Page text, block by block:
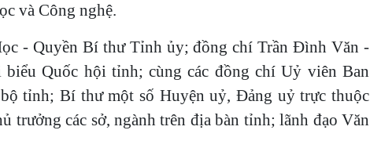
và Công nghệ.
- Quyền Bí thư Tỉnh ủy; đồng chí Trần Đình Văn -
Quốc hội tỉnh; cùng các đồng chí Uỷ viên Ban
tỉnh; Bí thư một số Huyện uỷ, Đảng uỷ trực thuộc
các sở, ngành trên địa bàn tỉnh; lãnh đạo Văn